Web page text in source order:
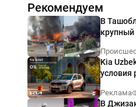
Рекомендуем
В
Kia
условия
годовых
Реклама
В